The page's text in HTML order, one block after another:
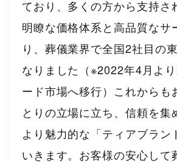
ており、多くの方から支持さ
明瞭な価格体系と高品質なサ
り、葬儀業界で全国2社目の
なりました（※2022年4月よ
ード市場へ移行）これからも
とりの立場に立ち、信頼を集
より魅力的な「ティアブラン
いきます。お客様の安心して